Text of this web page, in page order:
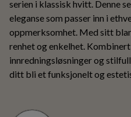
serien i klassisk hvitt. Denne
eleganse som passer inn i
oppmerksomhet. Med sitt
renhet og enkelhet.
innredningsløsninger og
ditt bli et funksjonelt og